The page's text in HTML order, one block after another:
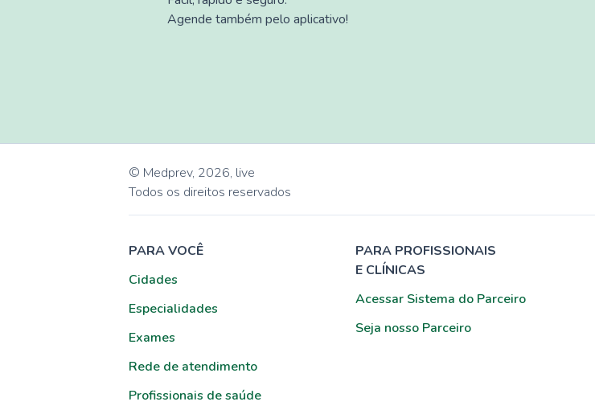
Agende também pelo aplicativo!
© Medprev, 2026, live
Todos os direitos reservados
PARA VOCÊ
Cidades
Especialidades
Exames
Rede de atendimento
Profissionais de saúde
PARA PROFISSIONAIS
E CLÍNICAS
Acessar Sistema do Parceiro
Seja nosso Parceiro